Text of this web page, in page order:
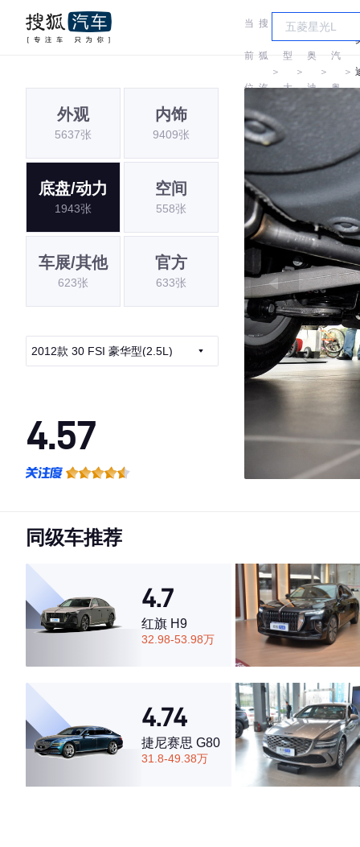
当
前
位
置:
搜
狐
汽
车
＞
车
型
大
＞
奥
迪
＞
一
汽
奥
＞
外观
5637张
内饰
9409张
底盘/动力
1943张
空间
558张
车展/其他
623张
官方
633张
2012款 30 FSI 豪华型(2.5L)
4.57
·空间表现一般，低于54%同级车
同级车推荐
4.7
红旗 H9
32.98-53.98万
4.74
捷尼赛思 G80
31.8-49.38万